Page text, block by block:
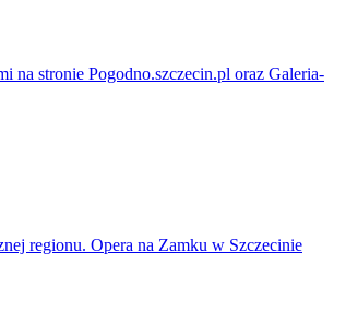
na stronie Pogodno.szczecin.pl oraz Galeria-
regionu. Opera na Zamku w Szczecinie